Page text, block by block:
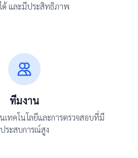
ด้ และมีประสิทธิภาพ
ทีมงาน
ทคโนโลยีและการตรวจสอบที่มี
ประสบการณ์สูง